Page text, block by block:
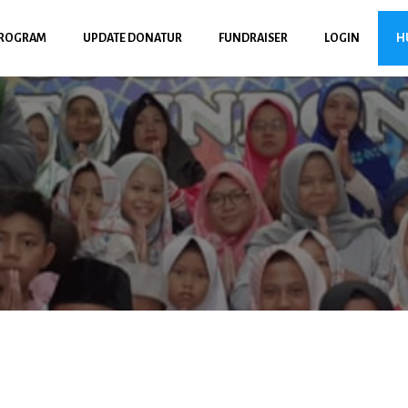
UPDATE DONATUR FUNDRAISER LOGIN